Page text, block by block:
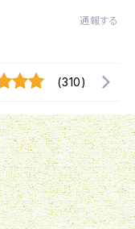
通報する
(310)